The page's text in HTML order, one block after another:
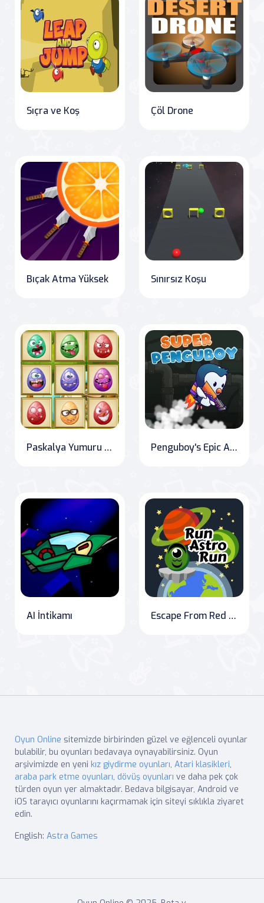
Sıçra ve Koş Çöl Drone
Bıçak Atma Yüksek Sınırsız Koşu
Paskalya Yumuru Arama Penguboy's Epic Adventure
AI İntikamı Escape From Red Planet
Oyun Online sitemizde birbirinden güzel ve eğlenceli oyunlar
bulabilir, bu oyunları bedavaya oynayabilirsiniz. Oyun
arşivimizde en yeni kız giydirme oyunları, Atari klasikleri,
araba park etme oyunları, dövüş oyunları ve daha pek çok
türden oyun yer almaktadır. Bedava bilgisayar, Android ve
iOS tarayıcı oyunlarını kaçırmamak için siteyi sıklıkla ziyaret
edin.
English: Astra Games